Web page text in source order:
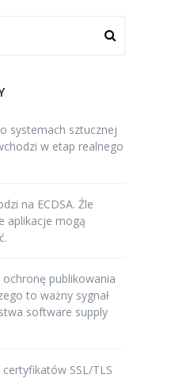
systemach sztucznej
w etap realnego
na ECDSA. Źle
aplikacje mogą
publikowania
to ważny sygnał
software supply
SSL/TLS